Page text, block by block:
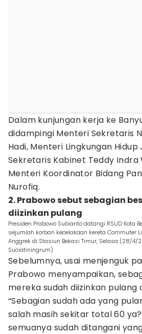
Dalam kunjungan kerja ke
didampingi Menteri Sekretaris
Hadi, Menteri Lingkungan
Sekretaris Kabinet Teddy Indra
Menteri Koordinator Bidang
Nurofiq.
2. Prabowo sebut sebagian
diizinkan pulang
Presiden Prabowo Subianto datangi RSUD Kota
sejumlah korban kecelakaan kereta Commuter
Anggrek di Stasiun Bekasi Timur, Selasa (28/4/
Suciatiningrum)
Sebelumnya, usai menjenguk
Prabowo menyampaikan,
mereka sudah diizinkan pulang
“Sebagian sudah ada yang
salah masih sekitar total 60
semuanya sudah ditangani